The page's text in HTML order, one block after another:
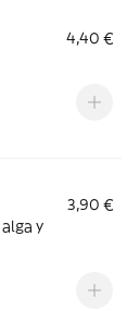
4,40 €
3,90 €
y